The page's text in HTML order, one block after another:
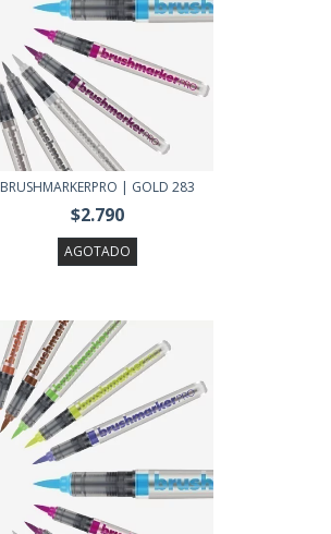
BRUSHMARKERPRO | GOLD 283
$2.790
AGOTADO